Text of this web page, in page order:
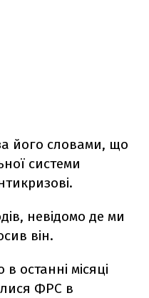
його словами, що
системи
невідомо де ми
він.
останні місяці
ФРС в